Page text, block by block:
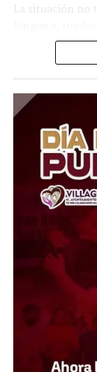
La situación no
nuevamente
caminar por
en un riesgo,
sienten que
las autoridades.
reportes, el
Lo más
Pinguica no
callejones y
repiten las
a oscuras. La
presumir una
que regresar a
alumbrado ya
un problema
puede seguir